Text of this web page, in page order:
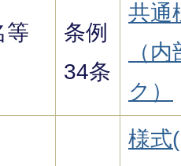
等
条例
34条
共通
（
ク）
様式